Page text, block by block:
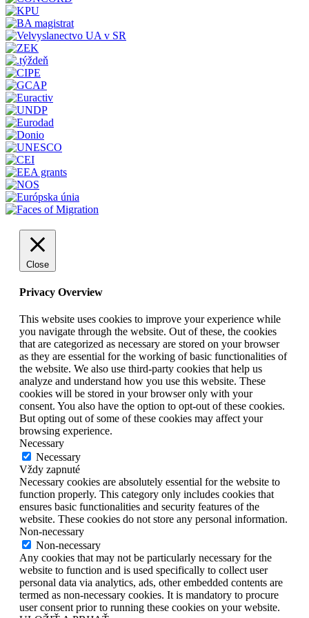
Close
Privacy Overview
This website uses cookies to improve your experience while
you navigate through the website. Out of these, the cookies
that are categorized as necessary are stored on your browser
as they are essential for the working of basic functionalities of
the website. We also use third-party cookies that help us
analyze and understand how you use this website. These
cookies will be stored in your browser only with your
consent. You also have the option to opt-out of these cookies.
But opting out of some of these cookies may affect your
browsing experience.
Necessary
Necessary
Vždy zapnuté
Necessary cookies are absolutely essential for the website to
function properly. This category only includes cookies that
ensures basic functionalities and security features of the
website. These cookies do not store any personal information.
Non-necessary
Non-necessary
Any cookies that may not be particularly necessary for the
website to function and is used specifically to collect user
personal data via analytics, ads, other embedded contents are
termed as non-necessary cookies. It is mandatory to procure
user consent prior to running these cookies on your website.